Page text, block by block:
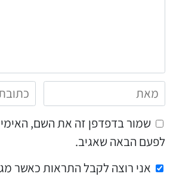
שמור בדפדפן זה את השם,
לפעם הבאה שאגיב.
אני רוצה לקבל התראות כאשר